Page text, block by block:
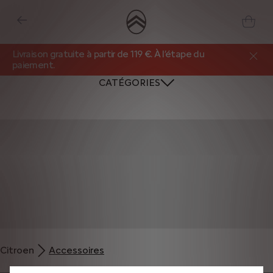
Livraison gratuite à partir de 119 €. À l’étape du
paiement.
CATÉGORIES
Citroen Accessoires
permettent de vous fournir des fonctionnalités essentielles telles que la